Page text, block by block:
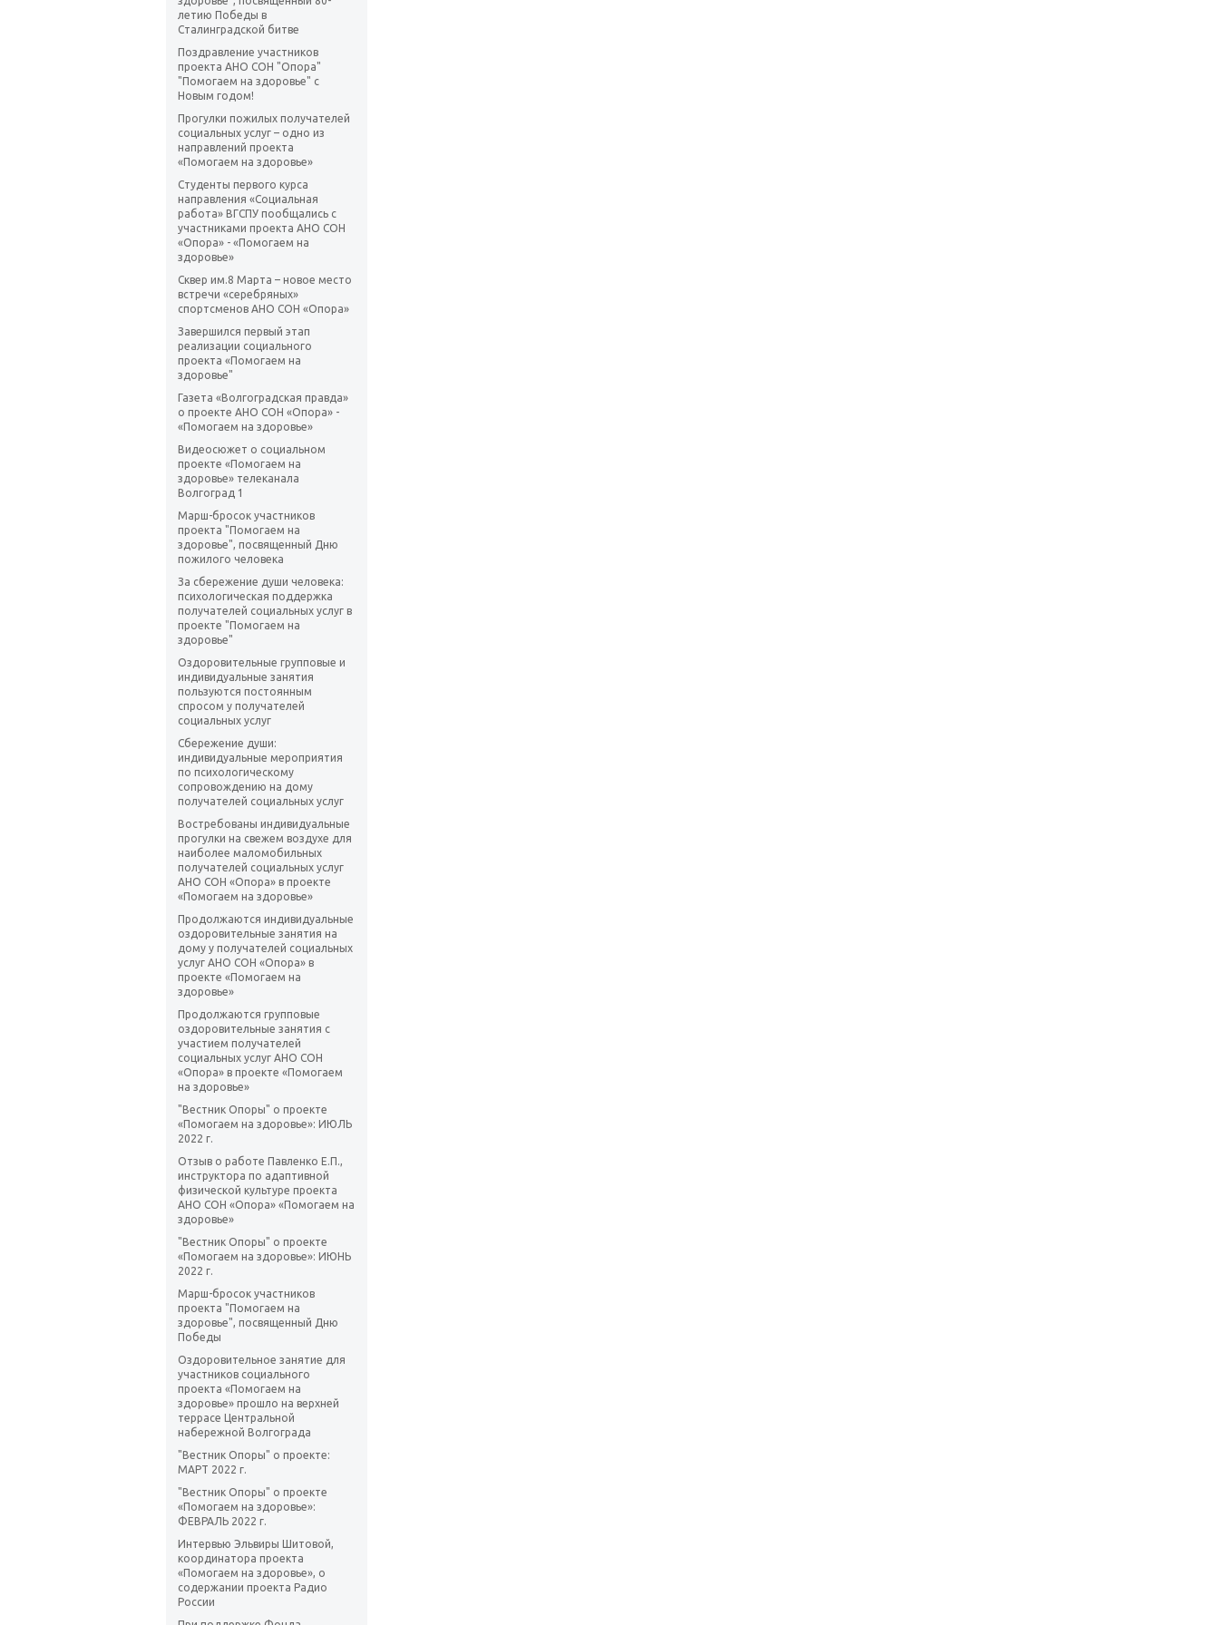
летию Победы в
Сталинградской битве
Поздравление участников
проекта АНО СОН "Опора"
"Помогаем на здоровье" с
Новым годом!
Прогулки пожилых получателей
социальных услуг – одно из
направлений проекта
«Помогаем на здоровье»
Студенты первого курса
направления «Социальная
работа» ВГСПУ пообщались с
участниками проекта АНО СОН
«Опора» - «Помогаем на
здоровье»
Сквер им.8 Марта – новое место
встречи «серебряных»
спортсменов АНО СОН «Опора»
Завершился первый этап
реализации социального
проекта «Помогаем на
здоровье"
Газета «Волгоградская правда»
о проекте АНО СОН «Опора» -
«Помогаем на здоровье»
Видеосюжет о социальном
проекте «Помогаем на
здоровье» телеканала
Волгоград 1
Марш-бросок участников
проекта "Помогаем на
здоровье", посвященный Дню
пожилого человека
За сбережение души человека:
психологическая поддержка
получателей социальных услуг в
проекте "Помогаем на
здоровье"
Оздоровительные групповые и
индивидуальные занятия
пользуются постоянным
спросом у получателей
социальных услуг
Сбережение души:
индивидуальные мероприятия
по психологическому
сопровождению на дому
получателей социальных услуг
Востребованы индивидуальные
прогулки на свежем воздухе для
наиболее маломобильных
получателей социальных услуг
АНО СОН «Опора» в проекте
«Помогаем на здоровье»
Продолжаются индивидуальные
оздоровительные занятия на
дому у получателей социальных
услуг АНО СОН «Опора» в
проекте «Помогаем на
здоровье»
Продолжаются групповые
оздоровительные занятия с
участием получателей
социальных услуг АНО СОН
«Опора» в проекте «Помогаем
на здоровье»
"Вестник Опоры" о проекте
«Помогаем на здоровье»: ИЮЛЬ
2022 г.
Отзыв о работе Павленко Е.П.,
инструктора по адаптивной
физической культуре проекта
АНО СОН «Опора» «Помогаем на
здоровье»
"Вестник Опоры" о проекте
«Помогаем на здоровье»: ИЮНЬ
2022 г.
Марш-бросок участников
проекта "Помогаем на
здоровье", посвященный Дню
Победы
Оздоровительное занятие для
участников социального
проекта «Помогаем на
здоровье» прошло на верхней
террасе Центральной
набережной Волгограда
"Вестник Опоры" о проекте:
МАРТ 2022 г.
"Вестник Опоры" о проекте
«Помогаем на здоровье»:
ФЕВРАЛЬ 2022 г.
Интервью Эльвиры Шитовой,
координатора проекта
«Помогаем на здоровье», о
содержании проекта Радио
России